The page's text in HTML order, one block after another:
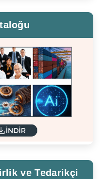
ve Tedarikçi